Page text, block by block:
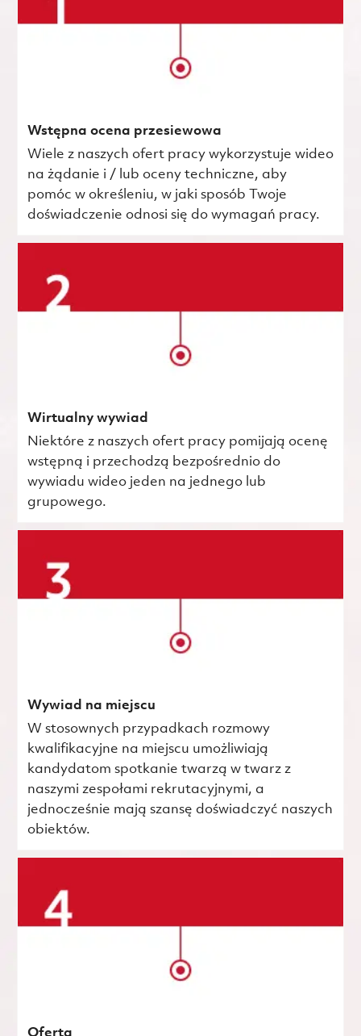
Wstępna ocena przesiewowa
Wiele z naszych ofert pracy wykorzystuje wideo
na żądanie i / lub oceny techniczne, aby
pomóc w określeniu, w jaki sposób Twoje
doświadczenie odnosi się do wymagań pracy.
Wirtualny wywiad
Niektóre z naszych ofert pracy pomijają ocenę
wstępną i przechodzą bezpośrednio do
wywiadu wideo jeden na jednego lub
grupowego.
Wywiad na miejscu
W stosownych przypadkach rozmowy
kwalifikacyjne na miejscu umożliwiają
kandydatom spotkanie twarzą w twarz z
naszymi zespołami rekrutacyjnymi, a
jednocześnie mają szansę doświadczyć naszych
obiektów.
Oferta